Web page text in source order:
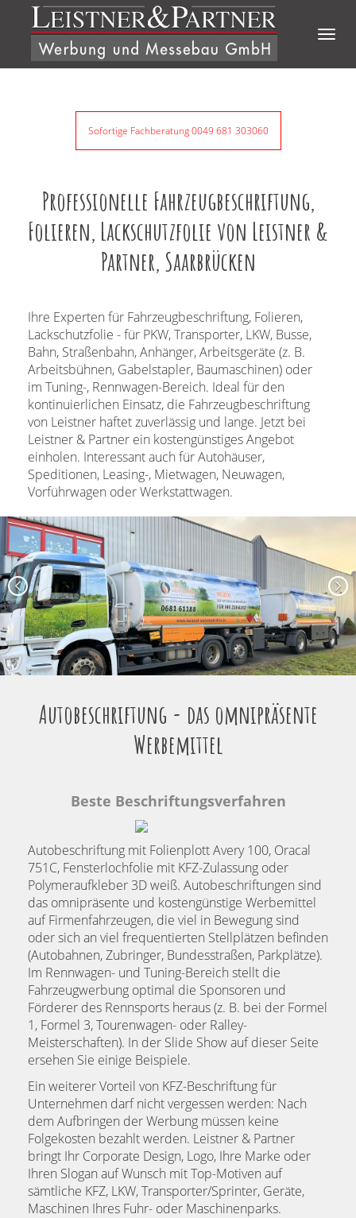
Direkt zum Inhalt
Sofortige Fachberatung 0049 681 303060
Professionelle Fahrzeugbeschriftung,
Folieren, Lackschutzfolie von Leistner &
Partner, Saarbrücken
Ihre Experten für Fahrzeugbeschriftung, Folieren,
Lackschutzfolie - für PKW, Transporter, LKW, Busse,
Bahn, Straßenbahn, Anhänger, Arbeitsgeräte (z. B.
Arbeitsbühnen, Gabelstapler, Baumaschinen) oder
im Tuning-, Rennwagen-Bereich. Ideal für den
kontinuierlichen Einsatz, die Fahrzeugbeschriftung
von Leistner haftet zuverlässig und lange. Jetzt bei
Leistner & Partner ein kostengünstiges Angebot
einholen. Interessant auch für Autohäuser,
Speditionen, Leasing-, Mietwagen, Neuwagen,
Vorführwagen oder Werkstattwagen.
Autobeschriftung - das omnipräsente
Werbemittel
Beste Beschriftungsverfahren
Autobeschriftung mit Folienplott Avery 100, Oracal
751C, Fensterlochfolie mit KFZ-Zulassung oder
Polymeraufkleber 3D weiß. Autobeschriftungen sind
das omnipräsente und kostengünstige Werbemittel
auf Firmenfahrzeugen, die viel in Bewegung sind
oder sich an viel frequentierten Stellplätzen befinden
(Autobahnen, Zubringer, Bundesstraßen, Parkplätze).
Im Rennwagen- und Tuning-Bereich stellt die
Fahrzeugwerbung optimal die Sponsoren und
Förderer des Rennsports heraus (z. B. bei der Formel
1, Formel 3, Tourenwagen- oder Ralley-
Meisterschaften). In der Slide Show auf dieser Seite
ersehen Sie einige Beispiele.
Ein weiterer Vorteil von KFZ-Beschriftung für
Unternehmen darf nicht vergessen werden: Nach
dem Aufbringen der Werbung müssen keine
Folgekosten bezahlt werden. Leistner & Partner
bringt Ihr Corporate Design, Logo, Ihre Marke oder
Ihren Slogan auf Wunsch mit Top-Motiven auf
sämtliche KFZ, LKW, Transporter/Sprinter, Geräte,
Maschinen Ihres Fuhr- oder Maschinenparks.